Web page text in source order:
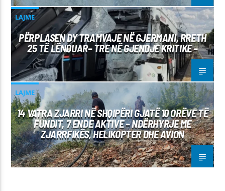
LAJME
PËRPLASEN DY TRAMVAJE NË GJERMANI, RRETH
25 TË LËNDUAR– TRE NË GJENDJE KRITIKE –
LAJME
14 VATRA ZJARRI NË SHQIPËRI GJATË 10 ORËVE TË
FUNDIT, 7 ENDE AKTIVE – NDËRHYRJE ME
ZJARRFIKËS, HELIKOPTER DHE AVION